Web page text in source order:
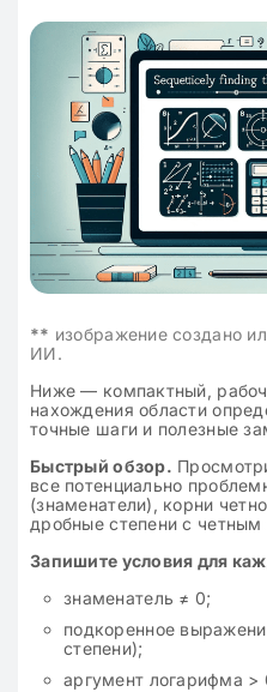
** изображение создано
ИИ.
Ниже — компактный,
нахождения области
точные шаги и полезные
Быстрый обзор.
все потенциально
(знаменатели), корни
дробные степени с четным
Запишите условия для
знаменатель ≠ 0;
подкоренное
степени);
аргумент логарифма >